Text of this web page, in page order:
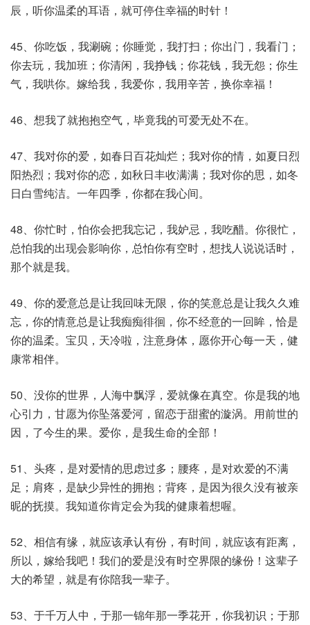
辰，听你温柔的耳语，就可停住幸福的时针！
45、你吃饭，我涮碗；你睡觉，我打扫；你出门，我看门；
你去玩，我加班；你清闲，我挣钱；你花钱，我无怨；你生
气，我哄你。嫁给我，我爱你，我用辛苦，换你幸福！
46、想我了就抱抱空气，毕竟我的可爱无处不在。
47、我对你的爱，如春日百花灿烂；我对你的情，如夏日烈
阳热烈；我对你的恋，如秋日丰收满满；我对你的思，如冬
日白雪纯洁。一年四季，你都在我心间。
48、你忙时，怕你会把我忘记，我妒忌，我吃醋。你很忙，
总怕我的出现会影响你，总怕你有空时，想找人说说话时，
那个就是我。
49、你的爱意总是让我回味无限，你的笑意总是让我久久难
忘，你的情意总是让我痴痴徘徊，你不经意的一回眸，恰是
你的温柔。宝贝，天冷啦，注意身体，愿你开心每一天，健
康常相伴。
50、没你的世界，人海中飘浮，爱就像在真空。你是我的地
心引力，甘愿为你坠落爱河，留恋于甜蜜的漩涡。用前世的
因，了今生的果。爱你，是我生命的全部！
51、头疼，是对爱情的思虑过多；腰疼，是对欢爱的不满
足；肩疼，是缺少异性的拥抱；背疼，是因为很久没有被亲
昵的抚摸。我知道你肯定会为我的健康着想喔。
52、相信有缘，就应该承认有份，有时间，就应该有距离，
所以，嫁给我吧！我们的爱是没有时空界限的缘份！这辈子
大的希望，就是有你陪我一辈子。
53、于千万人中，于那一锦年那一季花开，你我初识；于那